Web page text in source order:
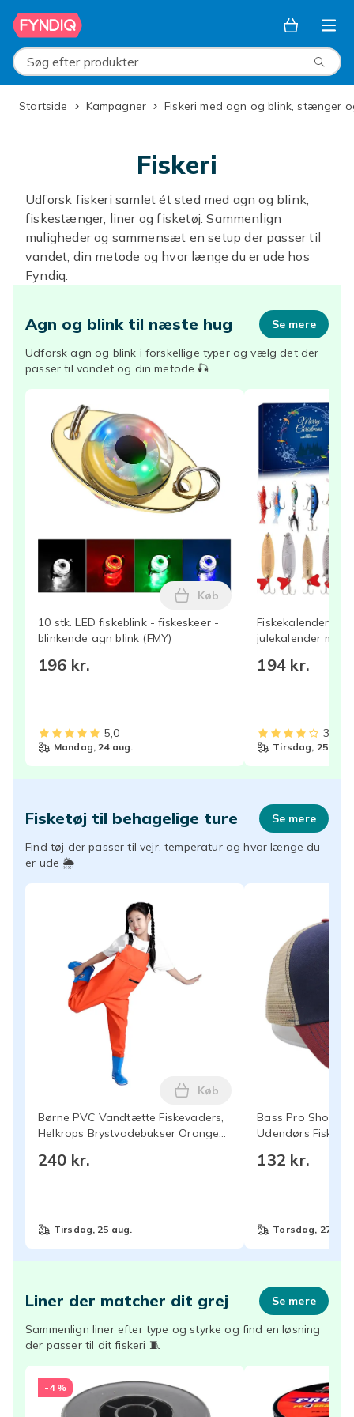
Spring til hovedindhold
Søg efter produkter
Startside Kampagner Fiskeri med agn og blink, stænger
Fiskeri
Udforsk fiskeri samlet ét sted med agn og blink,
fiskestænger, liner og fisketøj. Sammenlign
muligheder og sammensæt en setup der passer til
vandet, din metode og hvor længe du er ude hos
Fyndiq.
Agn og blink til næste hug
Se mere
Udforsk agn og blink i forskellige typer og vælg det der
passer til vandet og din metode 🎣
10 stk. LED fiskeblink - fiskeskeer -
blinkende agn blink (FMY)
196 kr.
Læg 10 stk. LED fiskeblink
Køb
5,0
mandag, 24 aug.
Fiskekalender
julekalender med
fisketilbehørssæt,
194 kr.
3,8
tirsdag, 25 aug.
Fisketøj til behagelige ture
Se mere
Find tøj der passer til vejr, temperatur og hvor længe du
er ude 🌦️
Børne PVC Vandtætte Fiskevaders,
Helkrops Brystvadebukser Orange
240 kr.
Læg Børne PVC Vandtætte
Køb
tirsdag, 25 aug.
Bass Pro Shops
Udendørs Fiske
132 kr.
torsdag, 27 aug.
Liner der matcher dit grej
Se mere
Sammenlign liner efter type og styrke og find en løsning
der passer til dit fiskeri 🧵
-4 %